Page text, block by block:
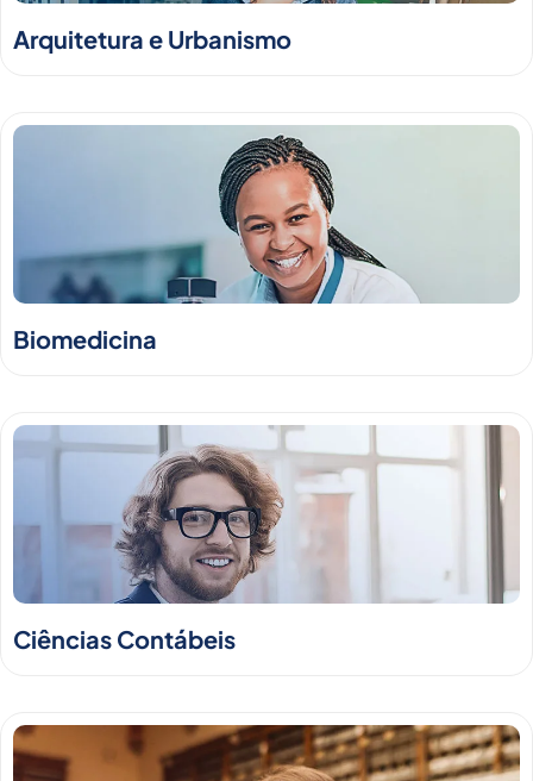
Arquitetura e Urbanismo
Biomedicina
Ciências Contábeis